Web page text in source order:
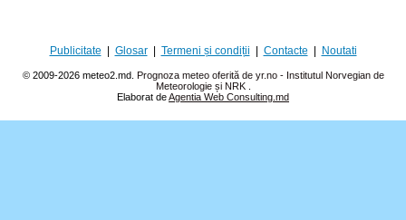
Publicitate Glosar| Termeni și condiții Contacte Noutati
© 2009-2026 meteo2.md. Prognoza meteo oferită de yr.no - Institutul Norvegian de
Meteorologie și NRK
Elaborat deAgentia Web Consulting.md